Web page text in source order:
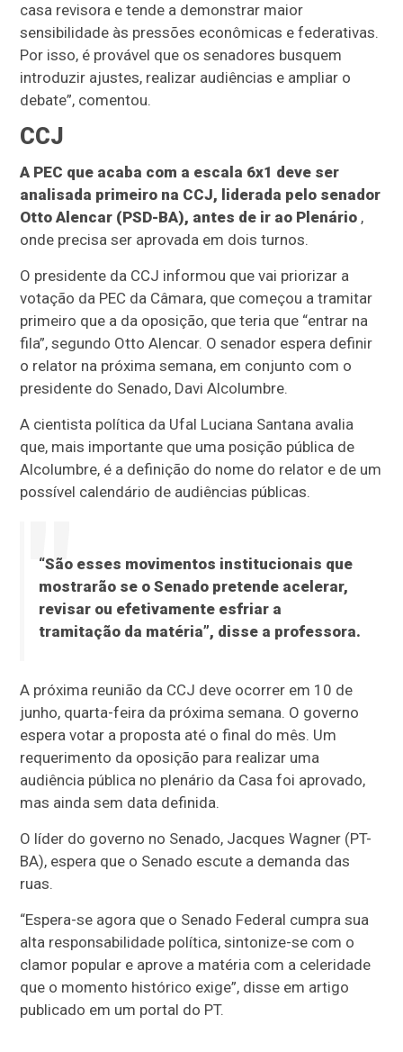
casa revisora e tende a demonstrar maior
sensibilidade às pressões econômicas e federativas.
Por isso, é provável que os senadores busquem
introduzir ajustes, realizar audiências e ampliar o
debate”, comentou.
CCJ
A PEC que acaba com a escala 6x1 deve ser
analisada primeiro na CCJ, liderada pelo senador
Otto Alencar (PSD-BA), antes de ir ao Plenário ,
onde precisa ser aprovada em dois turnos.
O presidente da CCJ informou que vai priorizar a
votação da PEC da Câmara, que começou a tramitar
primeiro que a da oposição, que teria que “entrar na
fila”, segundo Otto Alencar. O senador espera definir
o relator na próxima semana, em conjunto com o
presidente do Senado, Davi Alcolumbre.
A cientista política da Ufal Luciana Santana avalia
que, mais importante que uma posição pública de
Alcolumbre, é a definição do nome do relator e de um
possível calendário de audiências públicas.
“São esses movimentos institucionais que
mostrarão se o Senado pretende acelerar,
revisar ou efetivamente esfriar a
tramitação da matéria”, disse a professora.
A próxima reunião da CCJ deve ocorrer em 10 de
junho, quarta-feira da próxima semana. O governo
espera votar a proposta até o final do mês. Um
requerimento da oposição para realizar uma
audiência pública no plenário da Casa foi aprovado,
mas ainda sem data definida.
O líder do governo no Senado, Jacques Wagner (PT-
BA), espera que o Senado escute a demanda das
ruas.
“Espera-se agora que o Senado Federal cumpra sua
alta responsabilidade política, sintonize-se com o
clamor popular e aprove a matéria com a celeridade
que o momento histórico exige”, disse em artigo
publicado em um portal do PT.